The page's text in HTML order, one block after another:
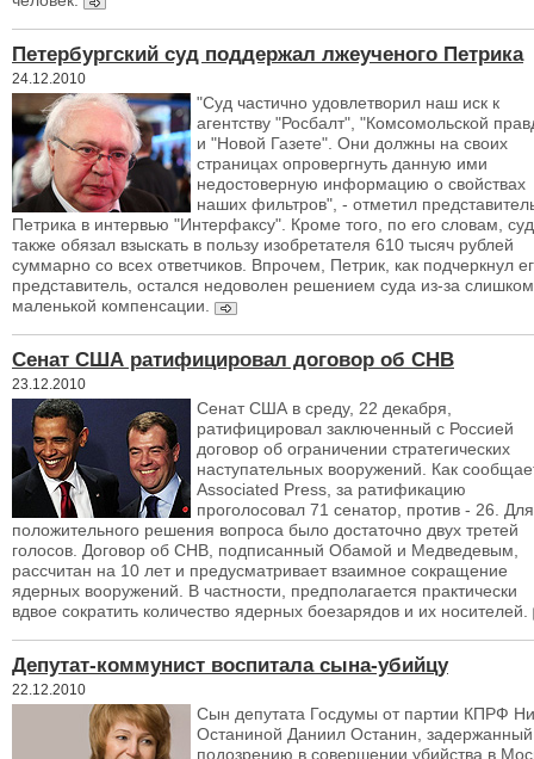
Петербургский суд поддержал лжеученого Петрика
24.12.2010
"Суд частично удовлетворил наш иск к
агентству "Росбалт", "Комсомольской
и "Новой Газете". Они должны на своих
страницах опровергнуть данную ими
недостоверную информацию о свойствах
наших фильтров", - отметил
Петрика в интервью "Интерфаксу". Кроме того, по его словам, суд
также обязал взыскать в пользу изобретателя 610 тысяч рублей
суммарно со всех ответчиков. Впрочем, Петрик, как подчеркнул
представитель, остался недоволен решением суда из-за слишком
маленькой компенсации.
Сенат США ратифицировал договор об СНВ
23.12.2010
Сенат США в среду, 22 декабря,
ратифицировал заключенный с Россией
договор об ограничении стратегических
наступательных вооружений. Как
Associated Press, за ратификацию
проголосовал 71 сенатор, против - 26. Для
положительного решения вопроса было достаточно двух третей
голосов. Договор об СНВ, подписанный Обамой и Медведевым,
рассчитан на 10 лет и предусматривает взаимное сокращение
ядерных вооружений. В частности, предполагается практически
вдвое сократить количество ядерных боезарядов и их носителей.
Депутат-коммунист воспитала сына-убийцу
22.12.2010
Сын депутата Госдумы от партии КПРФ
Останиной Даниил Останин,
подозрению в совершении убийства в